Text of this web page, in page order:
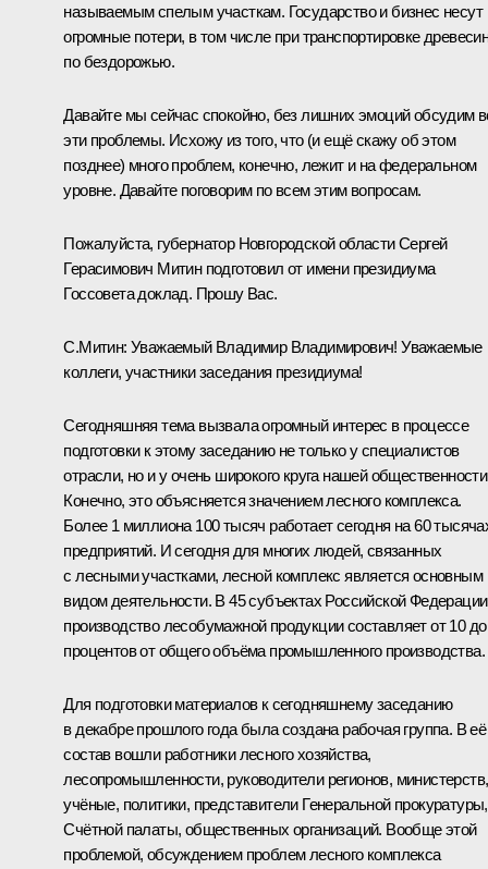
называемым спелым участкам. Государство и бизнес несут
огромные потери, в том числе при транспортировке
по бездорожью.
Давайте мы сейчас спокойно, без лишних эмоций обсудим
эти проблемы. Исхожу из того, что (и ещё скажу об этом
позднее) много проблем, конечно, лежит и на федеральном
уровне. Давайте поговорим по всем этим вопросам.
Пожалуйста, губернатор Новгородской области Сергей
Герасимович Митин подготовил от имени президиума
Госсовета доклад. Прошу Вас.
С.Митин: Уважаемый Владимир Владимирович! Уважаемые
коллеги, участники заседания президиума!
Сегодняшняя тема вызвала огромный интерес в процессе
подготовки к этому заседанию не только у специалистов
отрасли, но и у очень широкого круга нашей
Конечно, это объясняется значением лесного комплекса.
Более 1 миллиона 100 тысяч работает сегодня на 60
предприятий. И сегодня для многих людей, связанных
с лесными участками, лесной комплекс является основным
видом деятельности. В 45 субъектах Российской Федерации
производство лесобумажной продукции составляет от 10
процентов от общего объёма промышленного производства.
Для подготовки материалов к сегодняшнему заседанию
в декабре прошлого года была создана рабочая группа. В её
состав вошли работники лесного хозяйства,
лесопромышленности, руководители регионов, министерств,
учёные, политики, представители Генеральной прокуратуры,
Счётной палаты, общественных организаций. Вообще этой
проблемой, обсуждением проблем лесного комплекса